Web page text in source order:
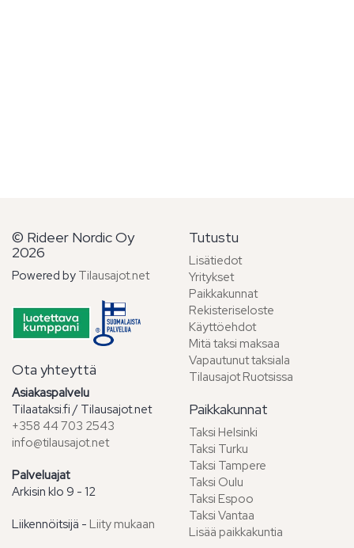
© Rideer Nordic Oy
2026
Powered by Tilausajot.net
Ota yhteyttä
Asiakaspalvelu
Tilaataksi.fi / Tilausajot.net
+358 44 703 2543
info@tilausajot.net
Palveluajat
Arkisin klo 9 - 12
Liikennöitsijä - Liity mukaan
Tutustu
Lisätiedot
Yritykset
Paikkakunnat
Rekisteriseloste
Käyttöehdot
Mitä taksi maksaa
Vapautunut taksiala
Tilausajot Ruotsissa
Paikkakunnat
Taksi Helsinki
Taksi Turku
Taksi Tampere
Taksi Oulu
Taksi Espoo
Taksi Vantaa
Lisää paikkakuntia